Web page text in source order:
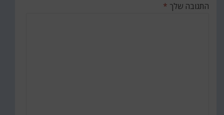
התגובה שלך *